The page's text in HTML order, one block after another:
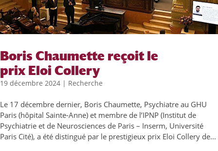
Boris Chaumette reçoit le
prix Eloi Collery
19 décembre 2024 | Recherche
Le 17 décembre dernier, Boris Chaumette, Psychiatre au GHU
Paris (hôpital Sainte-Anne) et membre de l’IPNP (Institut de
Psychiatrie et de Neurosciences de Paris – Inserm, Université
Paris Cité), a été distingué par le prestigieux prix Eloi Collery de...